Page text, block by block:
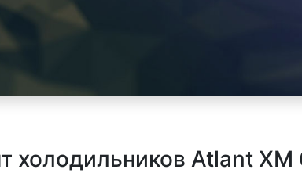
холодильников Atlant